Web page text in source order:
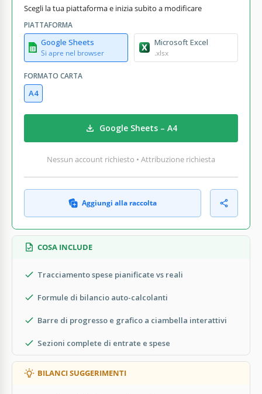
Scegli la tua piattaforma e inizia subito a modificare
PIATTAFORMA
Google Sheets
Si apre nel browser
Microsoft Excel
.xlsx
FORMATO CARTA
A4
Google Sheets – A4
Nessun account richiesto • Attribuzione richiesta
Aggiungi alla raccolta
COSA INCLUDE
Tracciamento spese pianificate vs reali
Formule di bilancio auto-calcolanti
Barre di progresso e grafico a ciambella interattivi
Sezioni complete di entrate e spese
BILANCI SUGGERIMENTI